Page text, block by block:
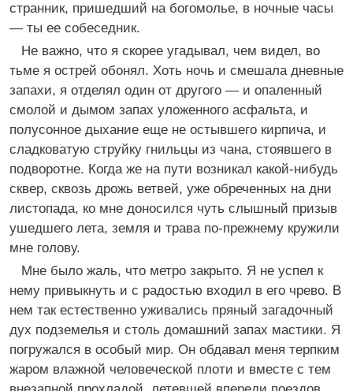
странник, пришедший на богомолье, в ночные часы
— ты ее собеседник.
Не важно, что я скорее угадывал, чем видел, во
тьме я острей обонял. Хоть ночь и смешала дневные
запахи, я отделял один от другого — и опаленный
смолой и дымом запах уложенного асфальта, и
полусонное дыхание еще не остывшего кирпича, и
сладковатую струйку гнильцы из чана, стоявшего в
подворотне. Когда же на пути возникал какой-нибудь
сквер, сквозь дрожь ветвей, уже обреченных на дни
листопада, ко мне доносился чуть слышный призыв
ушедшего лета, земля и трава по-прежнему кружили
мне голову.
Мне было жаль, что метро закрыто. Я не успел к
нему привыкнуть и с радостью входил в его чрево. В
нем так естественно уживались пряный загадочный
дух подземелья и столь домашний запах мастики. Я
погружался в особый мир. Он обдавал меня терпким
жаром влажной человеческой плоти и вместе с тем